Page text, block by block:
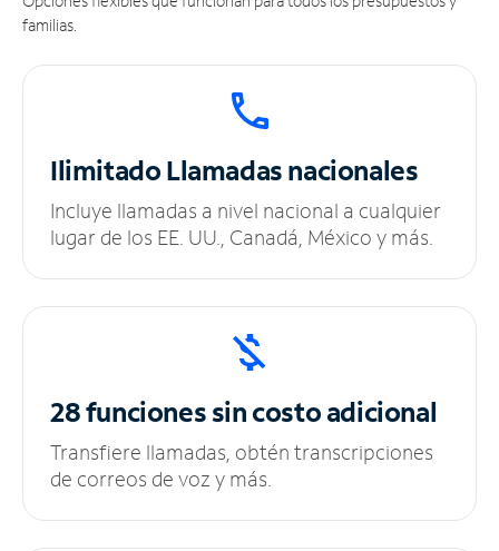
familias.
IlimitadoLlamadas nacionales
Incluye llamadas a nivel nacional a cualquier
lugar de los EE. UU., Canadá, México y más.
28 funciones sincosto adicional
Transfiere llamadas, obtén transcripciones
de correos de voz y más.